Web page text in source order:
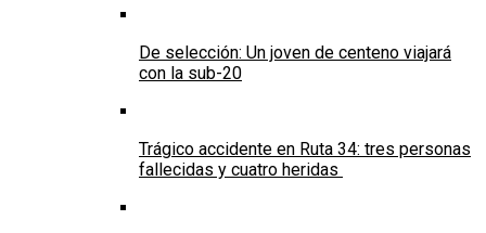
De selección: Un joven de centeno viajará
con la sub-20
Trágico accidente en Ruta 34: tres personas
fallecidas y cuatro heridas